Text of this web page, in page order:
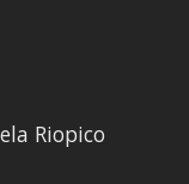
Riopico